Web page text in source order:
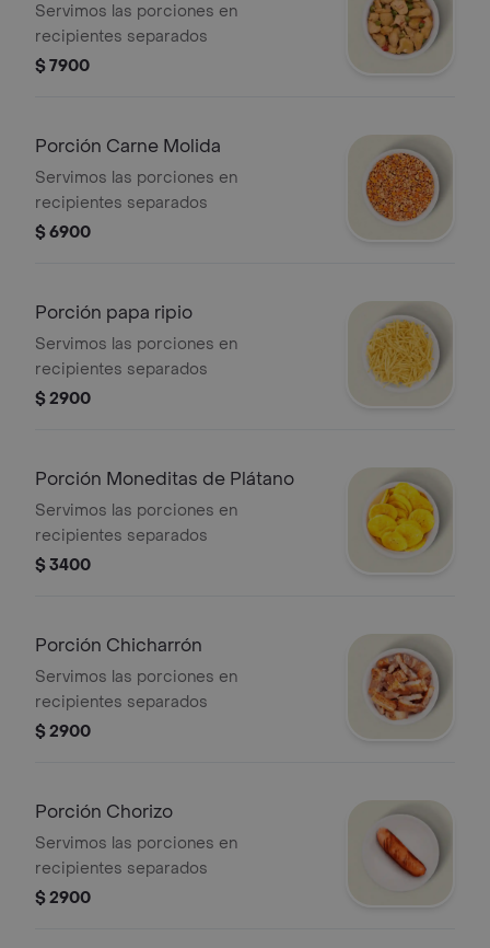
Servimos las porciones en
recipientes separados
$ 7900
Porción Carne Molida
Servimos las porciones en
recipientes separados
$ 6900
Porción papa ripio
Servimos las porciones en
recipientes separados
$ 2900
Porción Moneditas de Plátano
Servimos las porciones en
recipientes separados
$ 3400
Porción Chicharrón
Servimos las porciones en
recipientes separados
$ 2900
Porción Chorizo
Servimos las porciones en
recipientes separados
$ 2900